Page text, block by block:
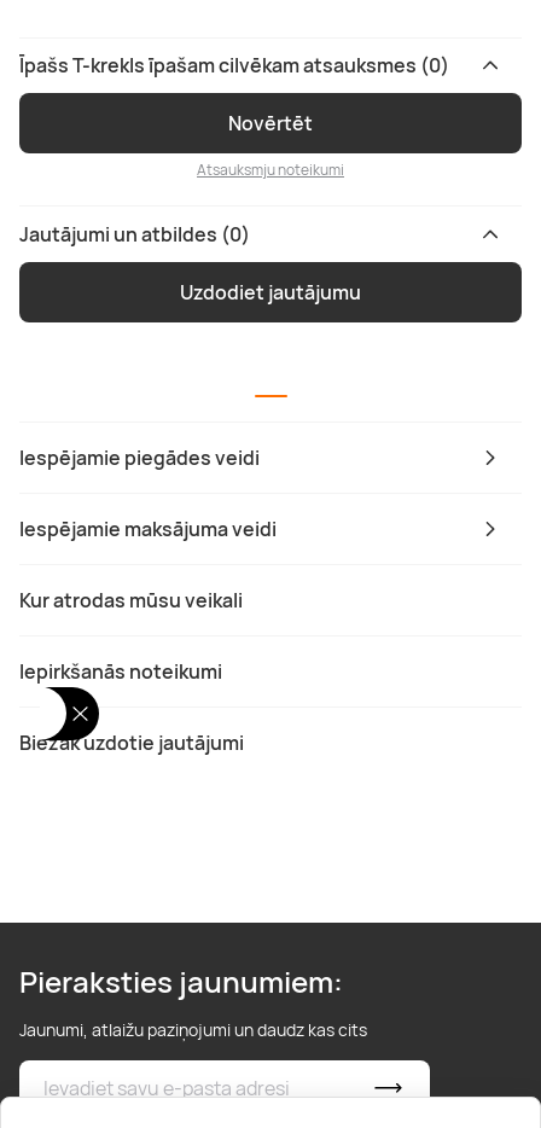
Iespējamie piegādes veidi
Iespējamie maksājuma veidi
Kur atrodas mūsu veikali
Iepirkšanās noteikumi
Biežāk uzdotie jautājumi
Īpašs T-krekls īpašam cilvēkam atsauksmes (0)
Novērtēt
Atsauksmju noteikumi
Jautājumi un atbildes (0)
Uzdodiet jautājumu
Pieraksties jaunumiem:
Jaunumi, atlaižu paziņojumi un daudz kas cits